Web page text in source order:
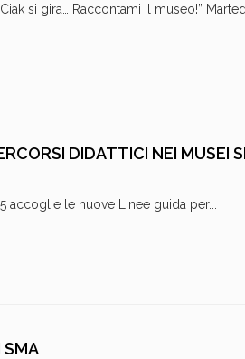
si gira… Raccontami il museo!”
DIDATTICI NEI MUSEI
accoglie le nuove Linee guida per...
SMA